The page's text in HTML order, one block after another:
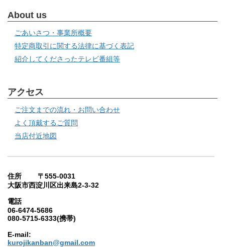
About us
ごあいさつ・事業所概要
特定商取引に関する法律に基づく表記
紹介してくださったテレビ番組等
アクセス
ご注文までの流れ・お問い合わせ
よく頂戴するご質問
当店付近地図
住所 〒555-0031
大阪市西淀川区出来島2-3-32
電話
06-6474-5686
080-5715-6333(携帯)
E-mail:
kurojikanban@gmail.com